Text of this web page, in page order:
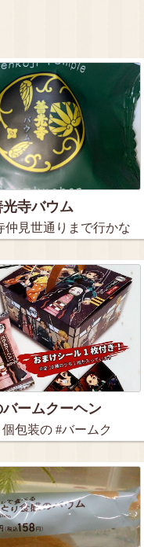
光寺バウム
仲見世通りまで行かな
バームクーヘン
個包装の #バームク